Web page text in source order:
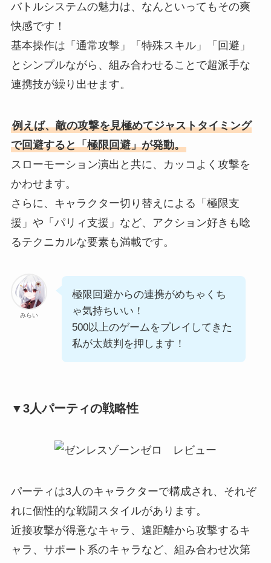
バトルシステムの魅力は、なんといってもその爽
快感です！
基本操作は「通常攻撃」「特殊スキル」「回避」
とシンプルながら、組み合わせることで超派手な
連携技が繰り出せます。
例えば、敵の攻撃を見極めてジャストタイミング
で回避すると「極限回避」が発動。
スローモーション演出と共に、カッコよく攻撃を
かわせます。
さらに、キャラクター切り替えによる「極限支
援」や「パリィ支援」など、アクション好きも唸
るテクニカルな要素も満載です。
みらい
極限回避からの連携がめちゃくち
ゃ気持ちいい！
500以上のゲームをプレイしてきた
私が太鼓判を押します！
▼3人パーティの戦略性
パーティは3人のキャラクターで構成され、それぞ
れに個性的な戦闘スタイルがあります。
近接攻撃が得意なキャラ、遠距離から攻撃するキ
ャラ、サポート系のキャラなど、組み合わせ次第